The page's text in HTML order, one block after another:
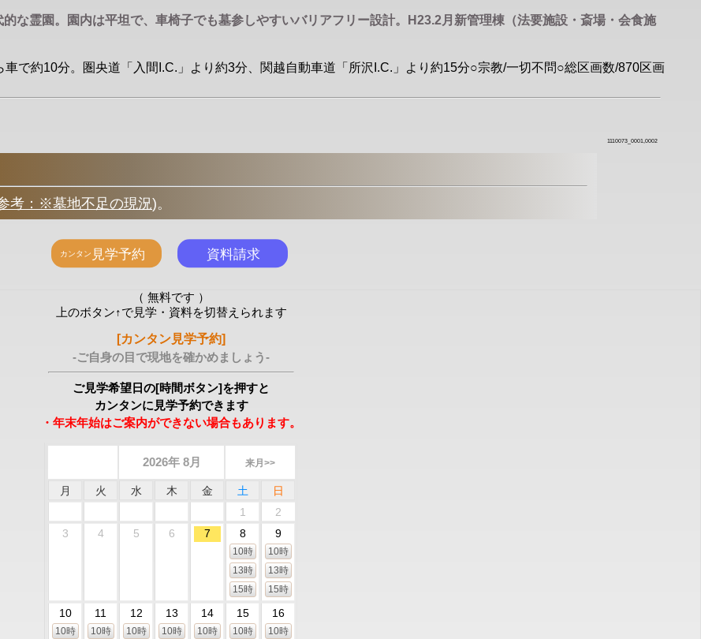
な霊園。園内は平坦で、車椅子でも墓参しやすいバリアフリー設計。H23.2月新管理棟（法要施設・斎場・会食施
で約10分。圏央道「入間I.C.」より約3分、関越自動車道「所沢I.C.」より約15分○宗教/一切不問○総区画数/870区画
1110073_0001,0002
考：※墓地不足の現況)。
（ 無料です ）
上のボタン↑で見学・資料を切替えられます
[カンタン見学予約]
-ご自身の目で現地を確かめましょう-
ご見学希望日の[時間ボタン]を押すと
カンタンに見学予約できます
・年末年始はご案内ができない場合もあります。
2026年 8月 来月>>
月 火 水 木 金 土
日
1
2
3
4 5 6 7 8
10時
13時
15時
9
10時
13時
15時
10
10時
11
10時
12
10時
13
10時
14
10時
15
10時
16
10時